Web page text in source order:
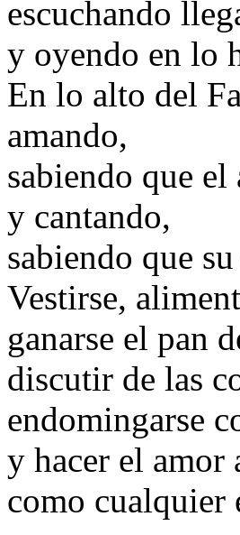
escuchando
y oyendo en lo
En lo alto del
amando,
sabiendo que el
y cantando,
sabiendo que
Vestirse,
ganarse el pan
discutir de las
endomingarse
y hacer el amor
como cualquier